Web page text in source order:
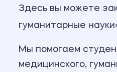
Здесь вы можете
гуманитарные
Мы помогаем
медицинского,